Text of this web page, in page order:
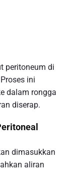
peritoneum di
ini
dalam rongga
diserap.
dimasukkan
aliran